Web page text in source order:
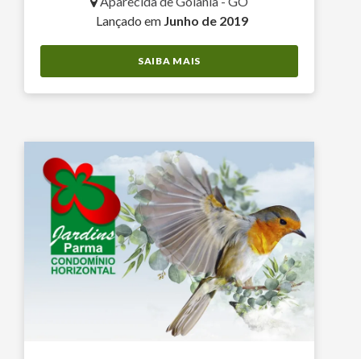
Lançado em Junho de 2019
SAIBA MAIS